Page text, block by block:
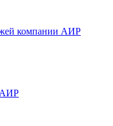
компании АИР
АИР